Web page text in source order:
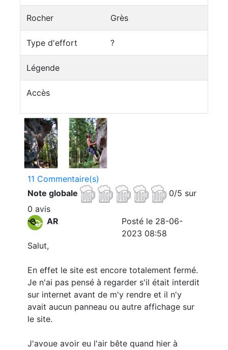
Rocher Grès
Type d'effort ?
Légende
Accès
11 Commentaire(s)
Note globale
0/5 sur
0 avis
AR
Posté le 28-06-
2023 08:58
Salut,
En effet le site est encore totalement fermé.
Je n'ai pas pensé à regarder s'il était interdit
sur internet avant de m'y rendre et il n'y
avait aucun panneau ou autre affichage sur
le site.
J'avoue avoir eu l'air bête quand hier à